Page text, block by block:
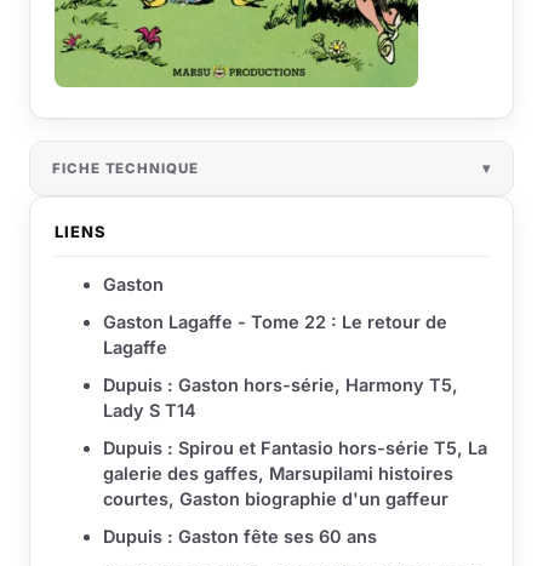
FICHE TECHNIQUE
LIENS
Gaston
Gaston Lagaffe - Tome 22 : Le retour de
Lagaffe
Dupuis : Gaston hors-série, Harmony T5,
Lady S T14
Dupuis : Spirou et Fantasio hors-série T5, La
galerie des gaffes, Marsupilami histoires
courtes, Gaston biographie d'un gaffeur
Dupuis : Gaston fête ses 60 ans